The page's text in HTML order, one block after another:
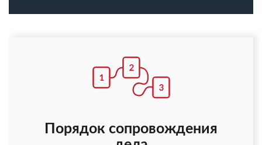
Порядок сопровождения